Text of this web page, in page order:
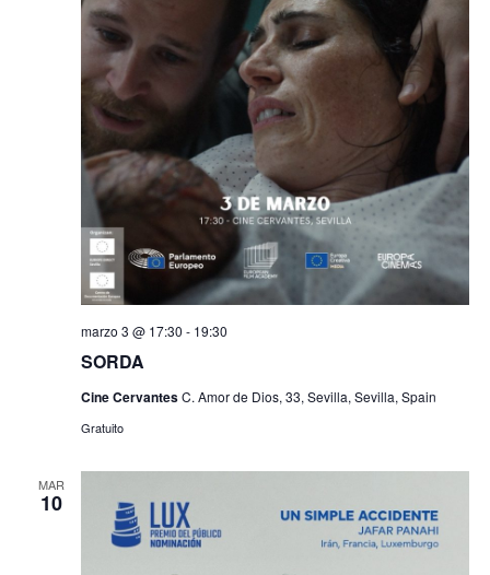
SORDA
marzo 3 @ 17:30 - 19:30
Cine CervantesC. Amor de Dios, 33, Sevilla, Sevilla, Spain
Gratuito
MAR
10